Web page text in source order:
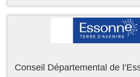
Conseil Départemental de